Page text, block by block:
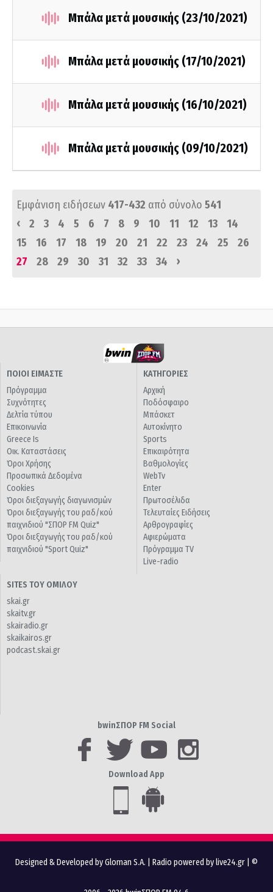
Μπάλα μετά μουσικής (23/10/2021)
Μπάλα μετά μουσικής (17/10/2021)
Μπάλα μετά μουσικής (16/10/2021)
Μπάλα μετά μουσικής (09/10/2021)
Εμφάνιση ειδήσεων 417-432 από σύνολο 541
‹
2 3 4 5 6 7 8 9 10 11 12 13
14
15
16 17 18 19 20 21 22 23 24 25
26
27
28 29 30 31 32 33 34 ›
ΠΟΙΟΙ ΕΙΜΑΣΤΕ
Πρόγραμμα
Συχνότητες
Δελτία τύπου
Επικοινωνία
Greece Is
Οικ. Καταστάσεις
Όροι Χρήσης
Προσωπικά Δεδομένα
Cookies
Όροι διεξαγωγής διαγωνισμών
Όροι διεξαγωγής του ραδ/κού
παιχνιδιού "ΣΠΟΡ FM Quiz"
Όροι διεξαγωγής του ραδ/κού
παιχνιδιού "Sport Quiz"
ΚΑΤΗΓΟΡΙΕΣ
Αρχική
Ποδόσφαιρο
Μπάσκετ
Αυτοκίνητο
Sports
Επικαιρότητα
Βαθμολογίες
WebTv
Enter
Πρωτοσέλιδα
Τελευταίες Ειδήσεις
Αρθρογραφίες
Αφιερώματα
Πρόγραμμα TV
Live-radio
SITES ΤΟΥ ΟΜΙΛΟΥ
skai.gr
skaitv.gr
skairadio.gr
skaikairos.gr
podcast.skai.gr
bwinΣΠΟΡ FM Social
Download App
Designed & Developed by Gloman S.A. Radio powered by live24.gr | ©